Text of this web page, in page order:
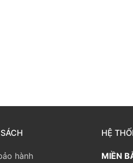
hành
HỆ
MIỀN